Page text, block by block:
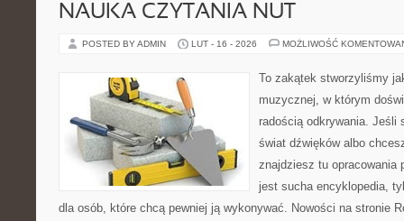
NAUKA CZYTANIA NUT
POSTED BY ADMIN LUT - 16 - 2026 MOŻLIWOŚĆ
To zakątek stworzyliśmy
muzycznej, w którym
radością odkrywania. Jeśli
świat dźwięków albo
znajdziesz tu opracowania
jest sucha encyklopedia,
dla osób, które chcą pewniej ją wykonywać. Nowości na stronie